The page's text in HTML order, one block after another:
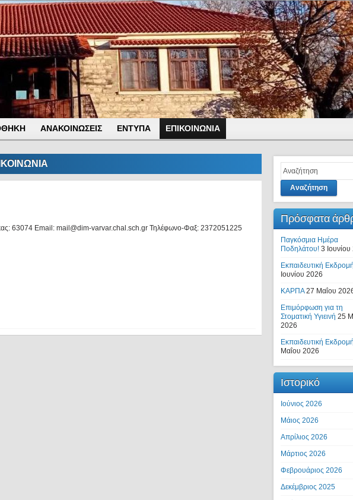
ΑΝΑΚΟΙΝΩΣΕΙΣ ΕΝΤΥΠΑ ΕΠΙΚΟΙΝΩΝΙΑ
63074 Email: mail@dim-varvar.chal.sch.gr Τηλέφωνο-Φαξ: 2372051225
Αναζήτηση
Πρόσφατα
Παγκόσμια Ημέρα
Ποδηλάτου! 3
Εκπαιδευτική
Ιουνίου 2026
ΚΑΡΠΑ 27 Μαΐου
Επιμόρφωση για τη
Στοματική Υγιεινή 25
2026
Εκπαιδευτική
Μαΐου 2026
Ιστορικό
Ιούνιος 2026
Μάιος 2026
Απρίλιος 2026
Μάρτιος 2026
Φεβρουάριος 2026
Δεκέμβριος 2025